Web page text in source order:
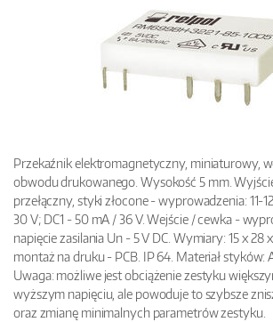
Przekaźnik elektromagnetyczny, miniaturowy,
obwodu drukowanego. Wysokość 5 mm.
przełączny, styki złocone - wyprowadzenia: 11-
30 V; DC1 - 50 mA / 36 V. Wejście / cewka -
napięcie zasilania Un - 5 V DC. Wymiary: 15 x 28
montaż na druku - PCB. IP 64. Materiał styków:
Uwaga: możliwe jest obciążenie zestyku
wyższym napięciu, ale powoduje to szybsze
oraz zmianę minimalnych parametrów zestyku.